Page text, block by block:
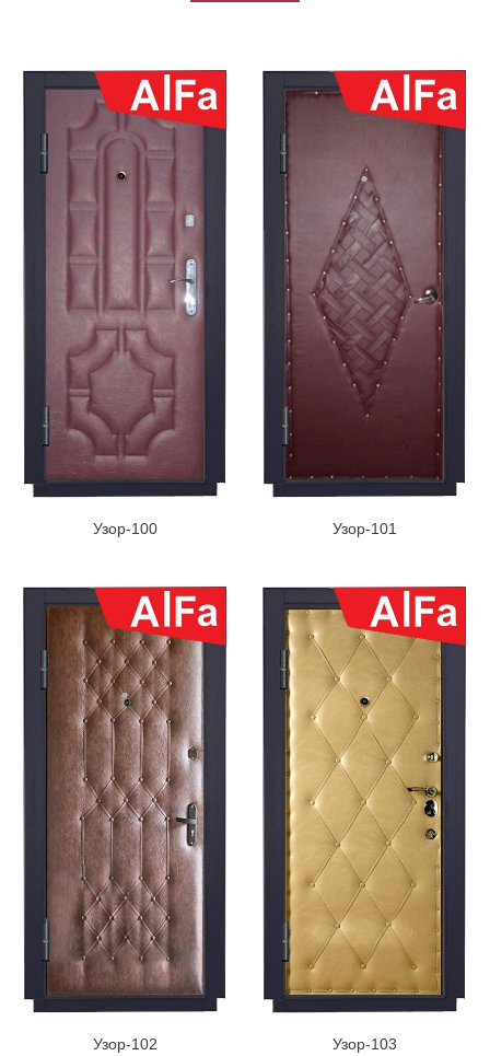
Узор-100 Узор-101
Узор-102 Узор-103